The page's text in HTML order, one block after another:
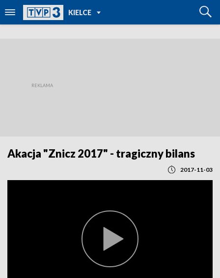
KIELCE
TVP REGIONY
Akacja "Znicz 2017" - tragiczny bilans
2017-11-03